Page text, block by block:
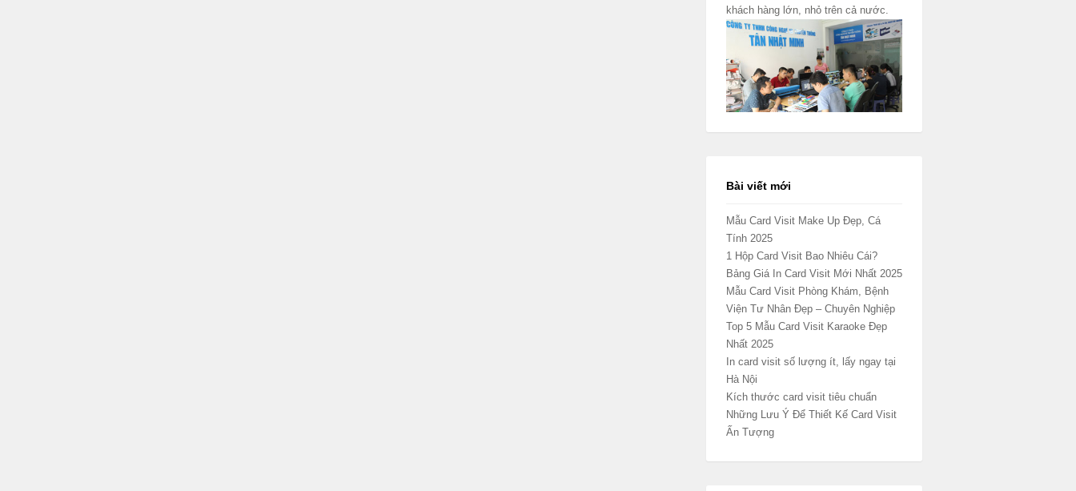
khách hàng lớn, nhỏ trên cả nước.
Bài viết mới
Mẫu Card Visit Make Up Đẹp, Cá
Tính 2025
1 Hộp Card Visit Bao Nhiêu Cái?
Bảng Giá In Card Visit Mới Nhất 2025
Mẫu Card Visit Phòng Khám, Bệnh
Viện Tư Nhân Đẹp – Chuyên Nghiệp
Top 5 Mẫu Card Visit Karaoke Đẹp
Nhất 2025
In card visit số lượng ít, lấy ngay tại
Hà Nội
Kích thước card visit tiêu chuẩn
Những Lưu Ý Để Thiết Kế Card Visit
Ấn Tượng